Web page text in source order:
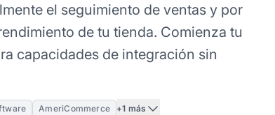
el seguimiento de ventas y por
de tu tienda. Comienza tu
capacidades de integración sin
AmeriCommerce +1 más